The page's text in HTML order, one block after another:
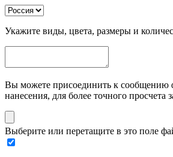
Укажите виды, цвета, размеры и
Вы можете присоединить к сообщению
нанесения, для более точного просчета
Выберите или перетащите в это поле